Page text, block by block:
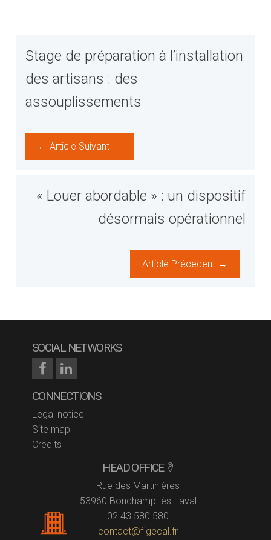
Stage de préparation à l’installation
des artisans : des
assouplissements
← Article Suivant
« Louer abordable » : un dispositif
désormais opérationnel
Article Précedent →
SOCIAL NETWORKS
CONNECTIONS
Legal notice
Site map
Credits
HEAD OFFICE
Rue des Martinières
53960 Bonchamp-lès-Laval
02 43 580 580
contact@figecal.fr